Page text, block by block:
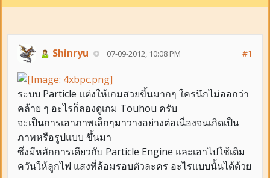
Shinryu 07-09-2012, 10:08 PM #1
ระบบ Particle แต่งให้เกมสวยขึ้นมากๆ ใครนึกไม่ออกว่า
คล้าย ๆ อะไรก็ลองดูเกม Touhou ครับ
จะเป็นการเอาภาพเล็กๆมาวางอย่างต่อเนื่องจนเกิดเป็น
ภาพหรือรูปแบบ ขึ้นมา
ซึ่งมีหลักการเดียวกับ Particle Engine และเอาไปใช้เติม
ควันให้ลูกไฟ แสงที่ล้อมรอบตัวละคร อะไรแบบนั้นได้ด้วย